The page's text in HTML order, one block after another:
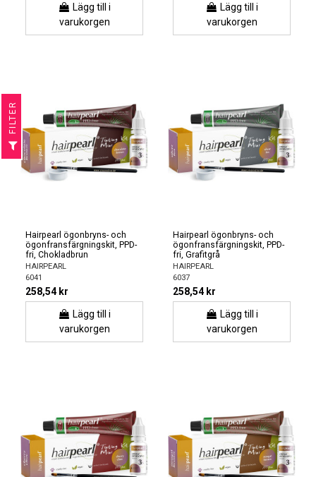
Lägg till i
varukorgen
Lägg till i
varukorgen
Hairpearl ögonbryns- och
ögonfransfärgningskit, PPD-
fri, Chokladbrun
HAIRPEARL
6041
258,54 kr
Lägg till i
varukorgen
Hairpearl ögonbryns- och
ögonfransfärgningskit, PPD-
fri, Grafitgrå
HAIRPEARL
6037
258,54 kr
Lägg till i
varukorgen
R